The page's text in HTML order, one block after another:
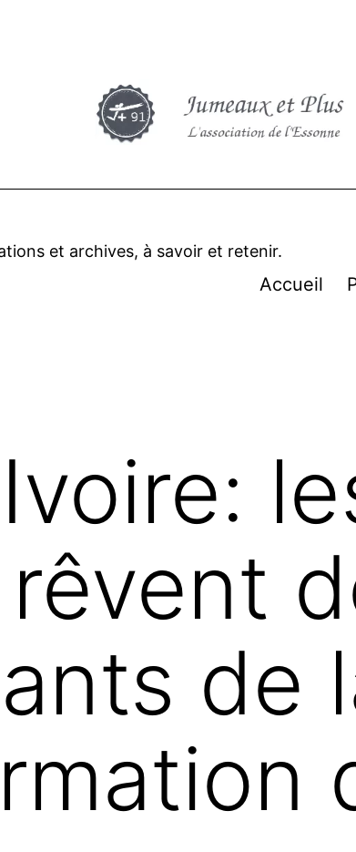
et archives, à savoir et retenir.
Accueil
de